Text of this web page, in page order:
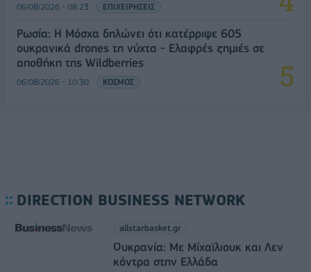
06/08/2026 - 08:23 ΕΠΙΧΕΙΡΗΣΕΙΣ
Ρωσία: Η Μόσχα δηλώνει ότι κατέρριψε 605
ουκρανικά drones τη νύχτα - Ελαφρές ζημιές σε
αποθήκη της Wildberries
06/08/2026 - 10:30 ΚΟΣΜΟΣ
DIRECTION BUSINESS NETWORK
allstarbasket.gr
Ουκρανία: Με Μίχαϊλιουκ και Λεν
κόντρα στην Ελλάδα